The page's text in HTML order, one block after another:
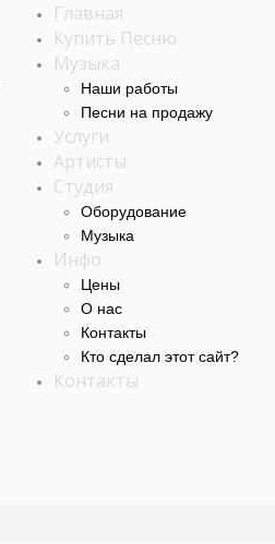
Главная
Купить Песню
Музыка
Наши работы
Песни на продажу
Услуги
Артисты
Студия
Оборудование
Музыка
Инфо
Цены
О нас
Контакты
Кто сделал этот cайт?
Контакты